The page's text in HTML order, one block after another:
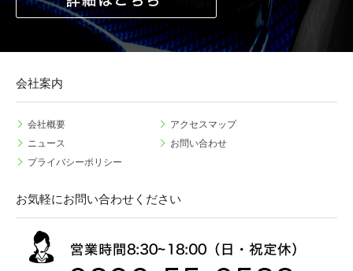
会社案内
会社概要
アクセスマップ
ニュース
お問い合わせ
プライバシーポリシー
お気軽にお問い合わせください